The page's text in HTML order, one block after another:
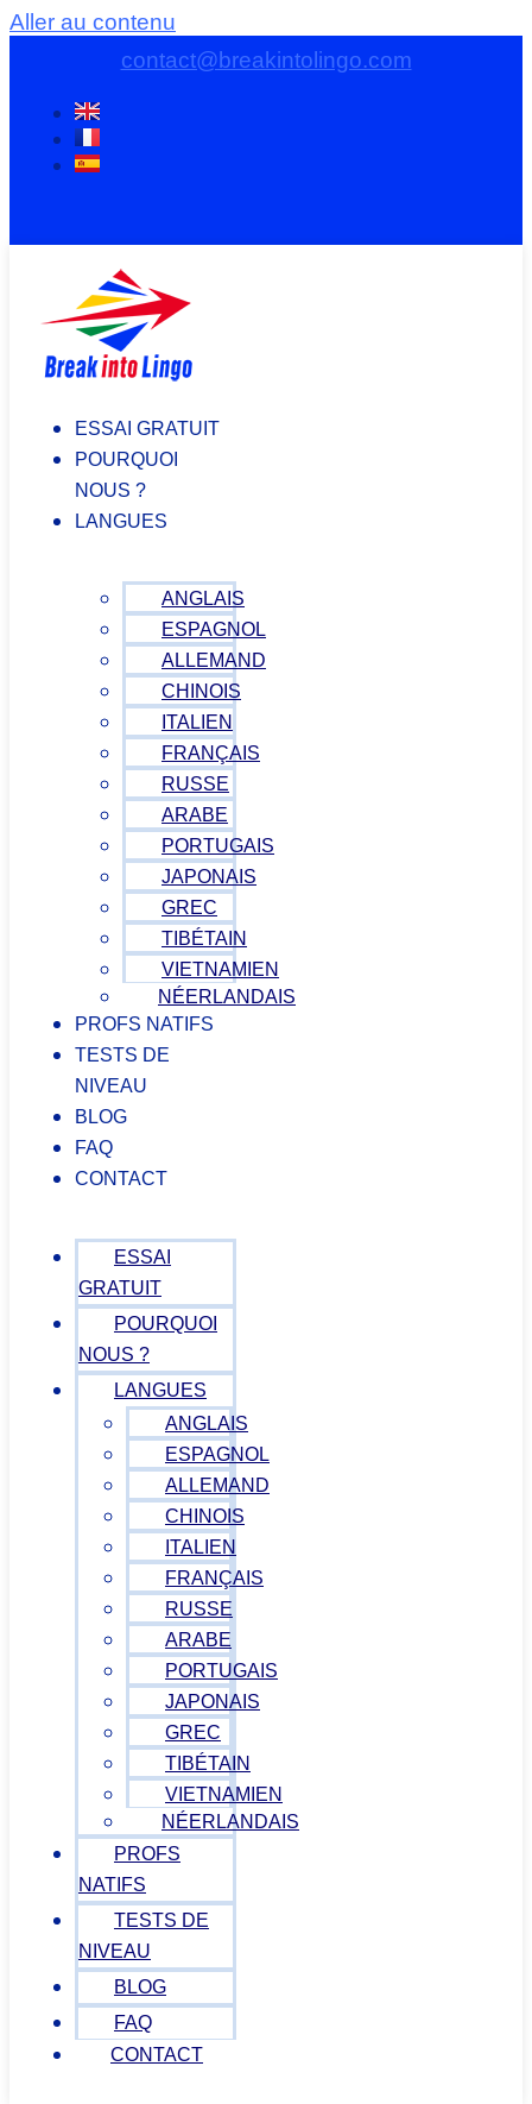
Aller au contenu
contact@breakintolingo.com
ESSAI GRATUIT
POURQUOI
NOUS ?
LANGUES
ANGLAIS
ESPAGNOL
ALLEMAND
CHINOIS
ITALIEN
FRANÇAIS
RUSSE
ARABE
PORTUGAIS
JAPONAIS
GREC
TIBÉTAIN
VIETNAMIEN
NÉERLANDAIS
PROFS NATIFS
TESTS DE
NIVEAU
BLOG
FAQ
CONTACT
ESSAI
GRATUIT
POURQUOI
NOUS ?
LANGUES
ANGLAIS
ESPAGNOL
ALLEMAND
CHINOIS
ITALIEN
FRANÇAIS
RUSSE
ARABE
PORTUGAIS
JAPONAIS
GREC
TIBÉTAIN
VIETNAMIEN
NÉERLANDAIS
PROFS
NATIFS
TESTS DE
NIVEAU
BLOG
FAQ
CONTACT